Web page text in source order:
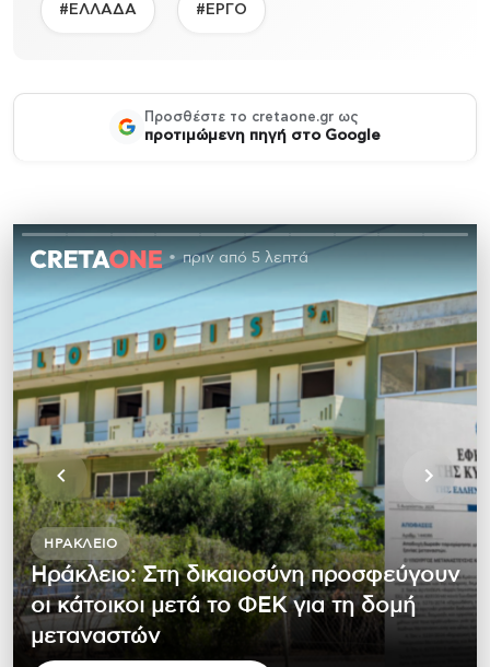
#ΕΛΛΑΔΑ #ΕΡΓΟ
Προσθέστε το cretaone.gr ως
προτιμώμενη πηγή στο Google
πριν από 5 λεπτά
ΗΡΆΚΛΕΙΟ
Ηράκλειο: Στη δικαιοσύνη προσφεύγουν
οι κάτοικοι μετά το ΦΕΚ για τη δομή
μεταναστών